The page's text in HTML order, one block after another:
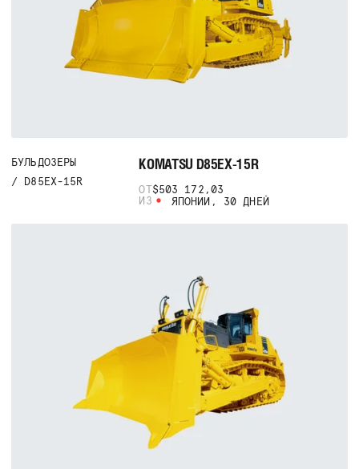
D85EX-15R
БУЛЬДОЗЕРЫ KOMATSU D85EX-15R
ОТ$503 172,03
ИЗ
ЯПОНИИ, 30 ДНЕЙ